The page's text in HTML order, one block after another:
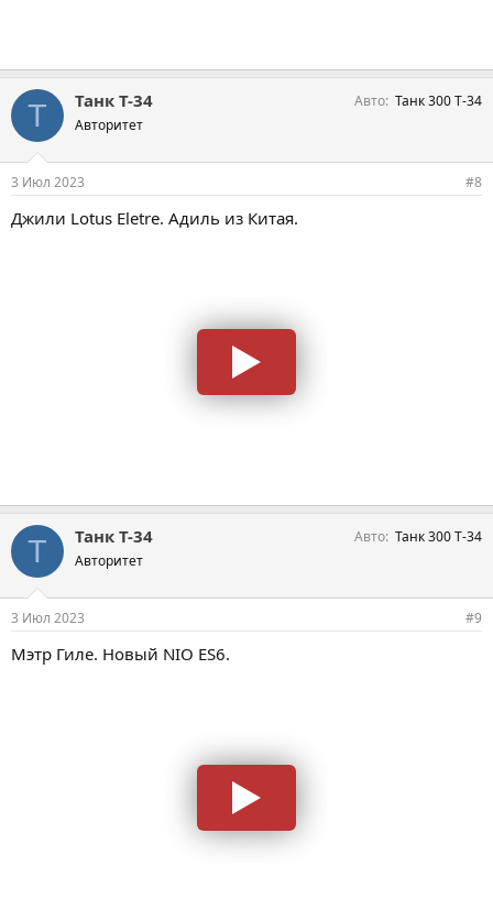
Т Танк Т-34
Авторитет
Авто Танк 300 Т-34
3 Июл 2023 #8
Джили Lotus Eletre. Адиль из Китая.
Т Танк Т-34
Авторитет
Авто Танк 300 Т-34
3 Июл 2023 #9
Мэтр Гиле. Новый NIO ES6.